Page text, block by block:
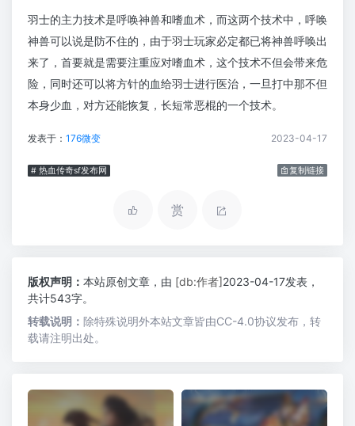
羽士的主力技术是呼唤神兽和嗜血术，而这两个技术中，呼唤
神兽可以说是防不住的，由于羽士玩家必定都已将神兽呼唤出
来了，首要就是需要注重应对嗜血术，这个技术不但会带来危
险，同时还可以将方针的血给羽士进行医治，一旦打中那不但
本身少血，对方还能恢复，长短常恶棍的一个技术。
发表于： 176微变 2023-04-17
# 热血传奇sf发布网 复制链接
赏
版权声明： 本站原创文章，由 [db:作者]2023-04-17发表，
共计543字。
转载说明： 除特殊说明外本站文章皆由CC-4.0协议发布，转
载请注明出处。